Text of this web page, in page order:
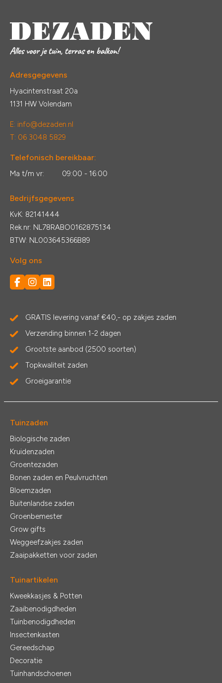
Adresgegevens
Hyacintenstraat 20a
1131 HW Volendam
E: info@dezaden.nl
T: 06 3048 5829
Telefonisch bereikbaar:
Ma t/m vr: 09:00 - 16:00
Bedrijfsgegevens
KvK: 82141444
Rek.nr: NL78RABO0162875134
BTW: NL003645366B89
Volg ons
GRATIS levering vanaf €40,- op zakjes zaden
Verzending binnen 1-2 dagen
Grootste aanbod (2500 soorten)
Topkwaliteit zaden
Groeigarantie
Tuinzaden
Biologische zaden
Kruidenzaden
Groentezaden
Bonen zaden en Peulvruchten
Bloemzaden
Buitenlandse zaden
Groenbemester
Grow gifts
Weggeefzakjes zaden
Zaaipakketten voor zaden
Tuinartikelen
Kweekkasjes & Potten
Zaaibenodigdheden
Tuinbenodigdheden
Insectenkasten
Gereedschap
Decoratie
Tuinhandschoenen